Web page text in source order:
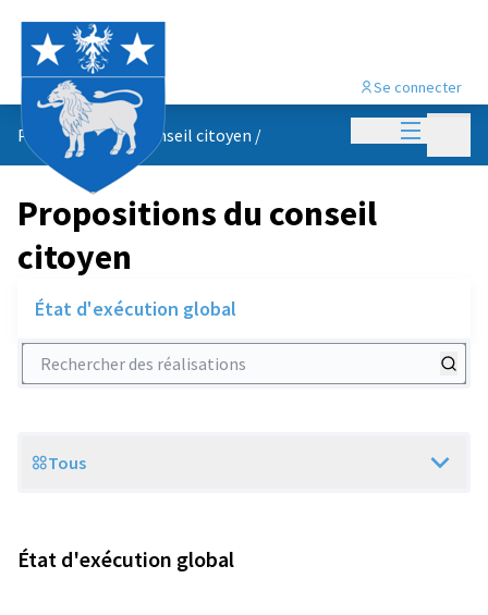
Menu
Se connecter
Propositions du conseil citoyen /
Propositions du conseil
citoyen
État d'exécution global
Rechercher des réalisations
Scope
Tous
État d'exécution global